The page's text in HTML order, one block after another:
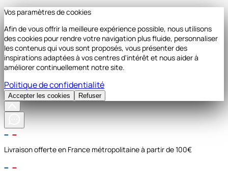
Vos paramètres de cookies
Afin de vous offrir la meilleure expérience possible, nous utilisons
des cookies pour rendre votre navigation plus fluide, personnaliser
les contenus qui vous sont proposés, vous présenter des
inspirations adaptées à vos centres d'intérêt et nous aider à
améliorer continuellement notre site.
Politique de confidentialité
Accepter les cookies Refuser
Livraison offerte en France métropolitaine à partir de 100€